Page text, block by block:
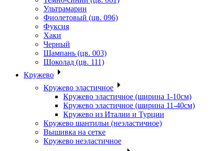
Ультрамарин
Фиолетовый (цв. 096)
Фуксия
Хаки
Черный
Шампань (цв. 003)
Шоколад (цв. 111)
Кружево
Кружево эластичное
Кружево эластичное (ширина 1-10см)
Кружево эластичное (ширина 11-40см)
Кружево из Италии и Турции
Кружево шантильи (неэластичное)
Вышивка на сетке
Кружево неэластичное